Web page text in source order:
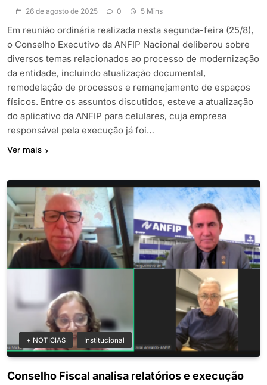
26 de agosto de 2025 0 5 Mins
Em reunião ordinária realizada nesta segunda-feira (25/8),
o Conselho Executivo da ANFIP Nacional deliberou sobre
diversos temas relacionados ao processo de modernização
da entidade, incluindo atualização documental,
remodelação de processos e remanejamento de espaços
físicos. Entre os assuntos discutidos, esteve a atualização
do aplicativo da ANFIP para celulares, cuja empresa
responsável pela execução já foi…
Ver mais
+ NOTICIAS Institucional
Conselho Fiscal analisa relatórios e execução